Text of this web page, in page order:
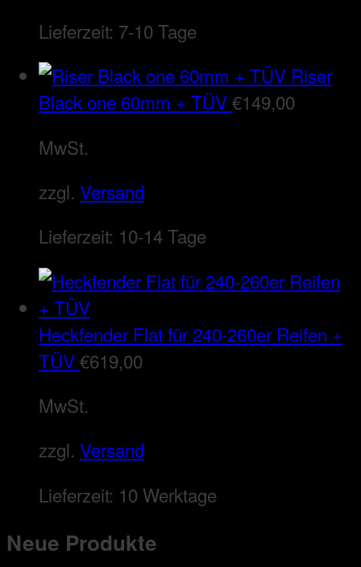
Lieferzeit: 7-10 Tage
Riser
Black one 60mm + TÜV€149,00
MwSt.
zzgl. Versand
Lieferzeit: 10-14 Tage
Heckfender Flat für 240-260er Reifen +
TÜV€619,00
MwSt.
zzgl. Versand
Lieferzeit: 10 Werktage
Neue Produkte